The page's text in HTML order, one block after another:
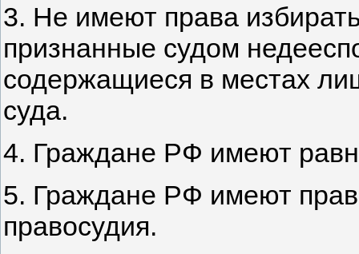
3. Не имеют права
признанные судом
содержащиеся в местах
суда.
4. Граждане РФ имеют
5. Граждане РФ имеют
правосудия.